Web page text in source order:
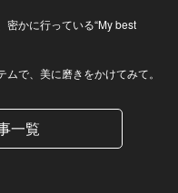
密かに行っている“My best
で、美に磨きをかけてみて。
一覧